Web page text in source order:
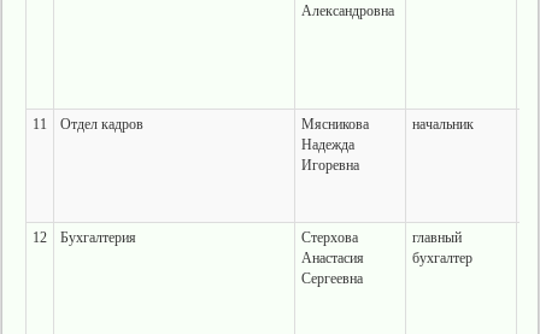
Александровна
11 Отдел кадров
Мясникова
Надежда
Игоревна
начальник
12
Бухгалтерия
Стерхова
Анастасия
Сергеевна
главный
бухгалтер